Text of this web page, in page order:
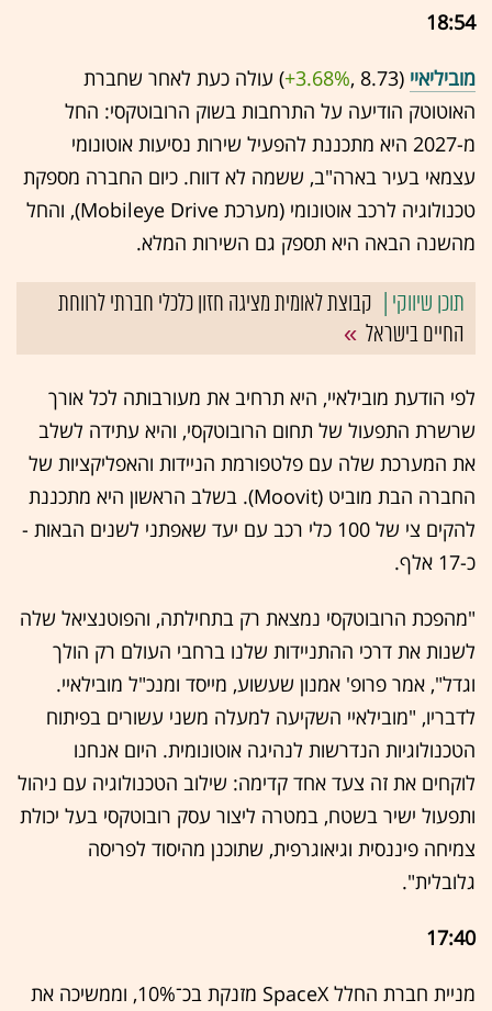
18:54
מוביליאיי (8.73 ,‎
+3.68%‏) עולה כעת לאחר שחברת
האוטוטק הודיעה על התרחבות בשוק הרובוטקסי: החל
מ-2027 היא מתכננת להפעיל שירות נסיעות אוטונומי
עצמאי בעיר בארה"ב, ששמה לא דווח. כיום החברה מספקת
טכנולוגיה לרכב אוטונומי (מערכת Mobileye Drive), והחל
מהשנה הבאה היא תספק גם השירות המלא.
קבוצת לאומית מציגה חזון כלכלי חברתי לרווחת
החיים בישראל
לפי הודעת מובילאיי, היא תרחיב את מעורבותה לכל אורך
שרשרת התפעול של תחום הרובוטקסי, והיא עתידה לשלב
את המערכת שלה עם פלטפורמת הניידות והאפליקציות של
החברה הבת מוביט (Moovit). בשלב הראשון היא מתכננת
להקים צי של 100 כלי רכב עם יעד שאפתני לשנים הבאות -
כ-17 אלף.
"מהפכת הרובוטקסי נמצאת רק בתחילתה, והפוטנציאל שלה
לשנות את דרכי ההתניידות שלנו ברחבי העולם רק הולך
וגדל", אמר פרופ' אמנון שעשוע, מייסד ומנכ"ל מובילאיי.
לדבריו, "מובילאיי השקיעה למעלה משני עשורים בפיתוח
הטכנולוגיות הנדרשות לנהיגה אוטונומית. היום אנחנו
לוקחים את זה צעד אחד קדימה: שילוב הטכנולוגיה עם ניהול
ותפעול ישיר בשטח, במטרה ליצור עסק רובוטקסי בעל יכולת
צמיחה פיננסית וגיאוגרפית, שתוכנן מהיסוד לפריסה
גלובלית".
17:40
מניית חברת החלל SpaceX מזנקת בכ־10%, וממשיכה את